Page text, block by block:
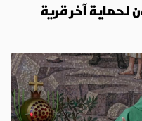
لحماية آخر قرية